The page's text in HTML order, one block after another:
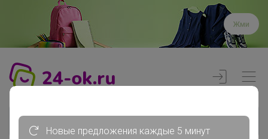
Жми
Новые предложения каждые 5 минут